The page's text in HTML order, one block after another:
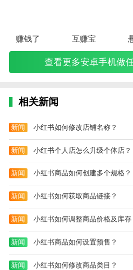
赚钱了 互赚宝
查看更多安卓手机做
相关新闻
新闻 小红书如何修改店铺名称？
新闻 小红书个人店怎么升级个体店？
新闻 小红书商品如何创建多个规格？
新闻 小红书如何获取商品链接？
新闻 小红书如何调整商品价格及库存
新闻 小红书商品如何设置预售？
新闻 小红书如何修改商品类目？